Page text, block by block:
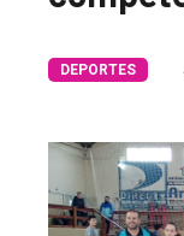
único
DIARIO
DEPORTES